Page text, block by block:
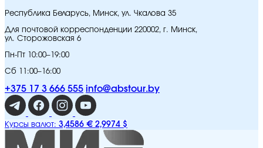
Республика Беларусь, Минск, ул. Чкалова 35
Для почтовой корреспонденции 220002, г. Минск,
ул. Сторожовская 6
Пн-Пт 10:00–19:00
Сб 11:00–16:00
+375 17 3 666 555 info@abstour.by
Курсы валют: 3,4586 € 2,9974 $